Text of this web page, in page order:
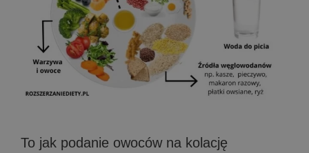
To jak podanie owoców na kolację